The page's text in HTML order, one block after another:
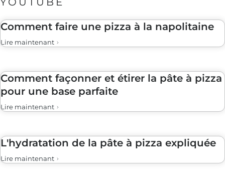
Comment faire une pizza à la napolitaine
Lire maintenant
Comment façonner et étirer la pâte à pizza
pour une base parfaite
Lire maintenant
L'hydratation de la pâte à pizza expliquée
Lire maintenant